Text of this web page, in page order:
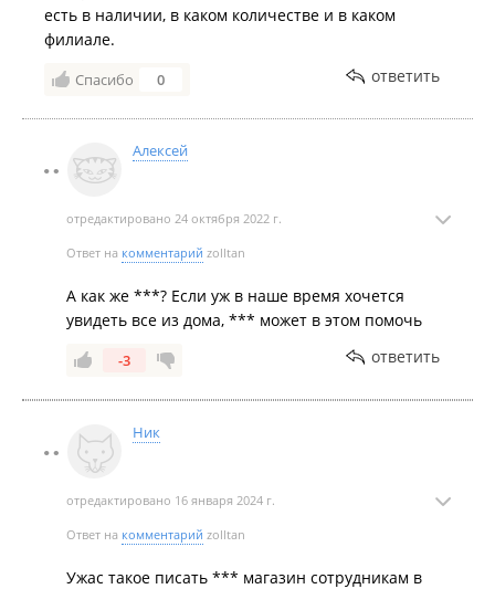
есть в наличии, в каком количестве и в каком
филиале.
Спасибо 0 ответить
Алексей
отредактировано 24 октября 2022 г.
Ответ на комментарий zolltan
А как же ***? Если уж в наше время хочется
увидеть все из дома, *** может в этом помочь
-3 ответить
Ник
отредактировано 16 января 2024 г.
Ответ на комментарий zolltan
Ужас такое писать *** магазин сотрудникам в